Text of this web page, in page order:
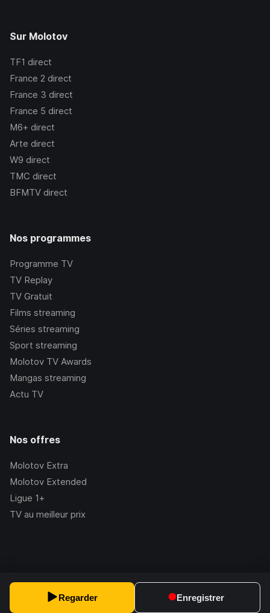
Regarder Enregistrer
Sur Molotov
TF1 direct
France 2 direct
France 3 direct
France 5 direct
M6+ direct
Arte direct
W9 direct
TMC direct
BFMTV direct
Nos programmes
Programme TV
TV Replay
TV Gratuit
Films streaming
Séries streaming
Sport streaming
Molotov TV Awards
Mangas streaming
Actu TV
Nos offres
Molotov Extra
Molotov Extended
Ligue 1+
TV au meilleur prix
2.228.1